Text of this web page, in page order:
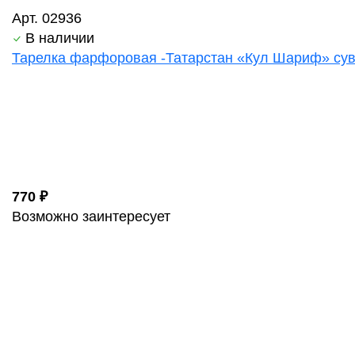
Арт. 02936
В наличии
Тарелка фарфоровая -Татарстан «Кул Шариф»
770 ₽
Возможно заинтересует